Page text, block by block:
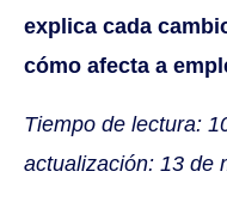
explica cada
cómo afecta a
Tiempo de lectura:
actualización: 13 de